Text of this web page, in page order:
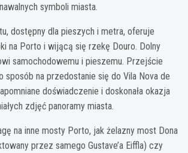
symboli miasta.
dostępny dla pieszych i metra, oferuje
na Porto i wijącą się rzekę Douro. Dolny
samochodowemu i pieszemu. Przejście
sposób na przedostanie się do Vila Nova de
doświadczenie i doskonała okazja
zdjęć panoramy miasta.
na inne mosty Porto, jak żelazny most Dona
przez samego Gustave’a Eiffla) czy